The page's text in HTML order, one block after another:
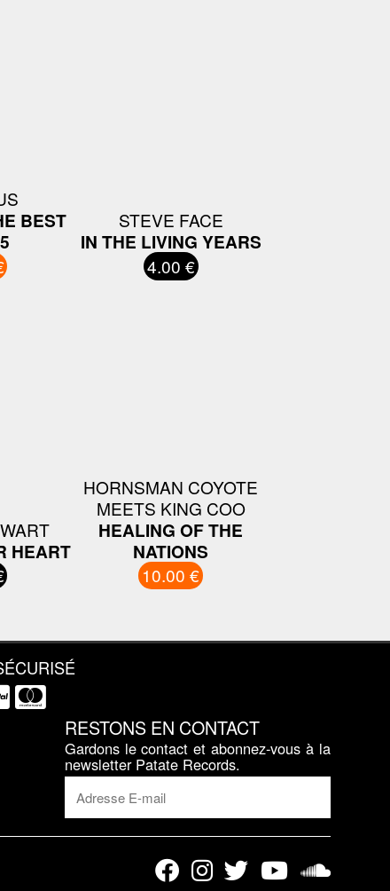
BEST
STEVE FACE
IN THE LIVING YEARS
4.00 €
HEART
HORNSMAN COYOTE
MEETS KING COO
HEALING OF THE
NATIONS
10.00 €
RESTONS EN CONTACT
Gardons le contact et abonnez-vous à la
newsletter Patate Records.